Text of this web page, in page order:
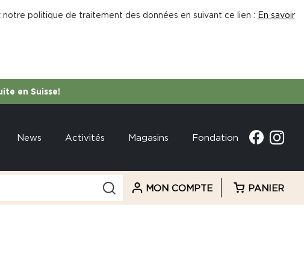
politique de traitement des données en suivant ce lien : En savoir
en Suisse!
News Activités Magasins Fondation
MON COMPTE PANIER